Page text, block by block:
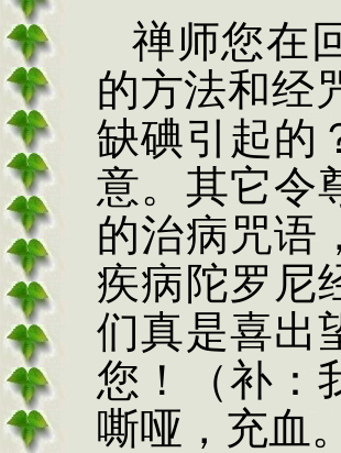
禅师您在
的方法和经
缺碘引起的
意。其它令
的治病咒语
疾病陀罗尼
们真是喜出
您！（补：
嘶哑，充血